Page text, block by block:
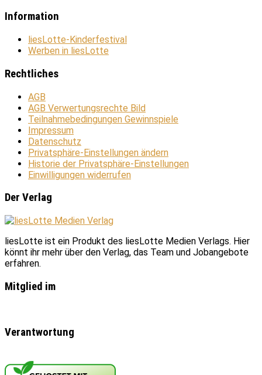
Information
liesLotte-Kinderfestival
Werben in liesLotte
Rechtliches
AGB
AGB Verwertungsrechte Bild
Teilnahmebedingungen Gewinnspiele
Impressum
Datenschutz
Privatsphäre-Einstellungen ändern
Historie der Privatsphäre-Einstellungen
Einwilligungen widerrufen
Der Verlag
liesLotte ist ein Produkt des liesLotte Medien Verlags. Hier
könnt ihr mehr über den Verlag, das Team und Jobangebote
erfahren.
Mitglied im
Verantwortung